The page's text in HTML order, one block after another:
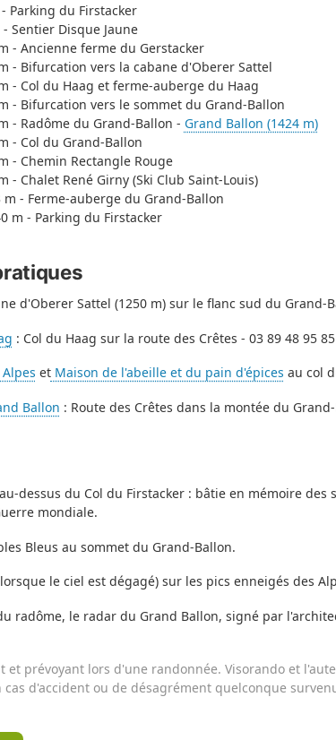
Parking du Firstacker
Sentier Disque Jaune
- Ancienne ferme du Gerstacker
- Bifurcation vers la cabane d'Oberer Sattel
- Col du Haag et ferme-auberge du Haag
- Bifurcation vers le sommet du Grand-Ballon
- Radôme du Grand-Ballon - Grand Ballon (1424 m)
- Col du Grand-Ballon
- Chemin Rectangle Rouge
- Chalet René Girny (Ski Club Saint-Louis)
- Ferme-auberge du Grand-Ballon
m - Parking du Firstacker
d'Oberer Sattel (1250 m) sur le flanc sud du Grand-
: Col du Haag sur la route des Crêtes - 03 89 48 95 85
etMaison de l'abeille et du pain d'épices au col
Ballon : Route des Crêtes dans la montée du
dessus du Col du Firstacker : bâtie en mémoire
mondiale.
Bleus au sommet du Grand-Ballon.
le ciel est dégagé) sur les pics enneigés des
radôme, le radar du Grand Ballon, signé par
et prévoyant lors d'une randonnée. Visorando et
d'accident ou de désagrément quelconque